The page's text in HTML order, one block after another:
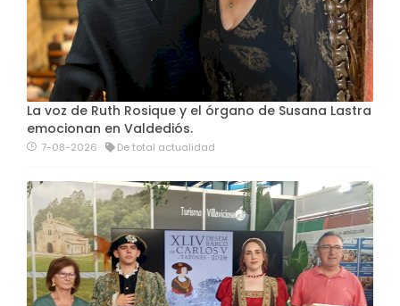
La voz de Ruth Rosique y el órgano de Susana Lastra
emocionan en Valdediós.
7-08-2026 De total actualidad